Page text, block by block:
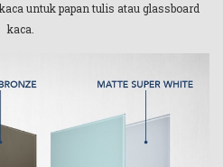
untuk papan tulis atau glassboard
kaca.